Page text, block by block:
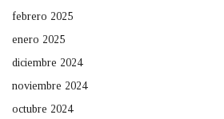
febrero 2025
enero 2025
diciembre 2024
noviembre 2024
octubre 2024